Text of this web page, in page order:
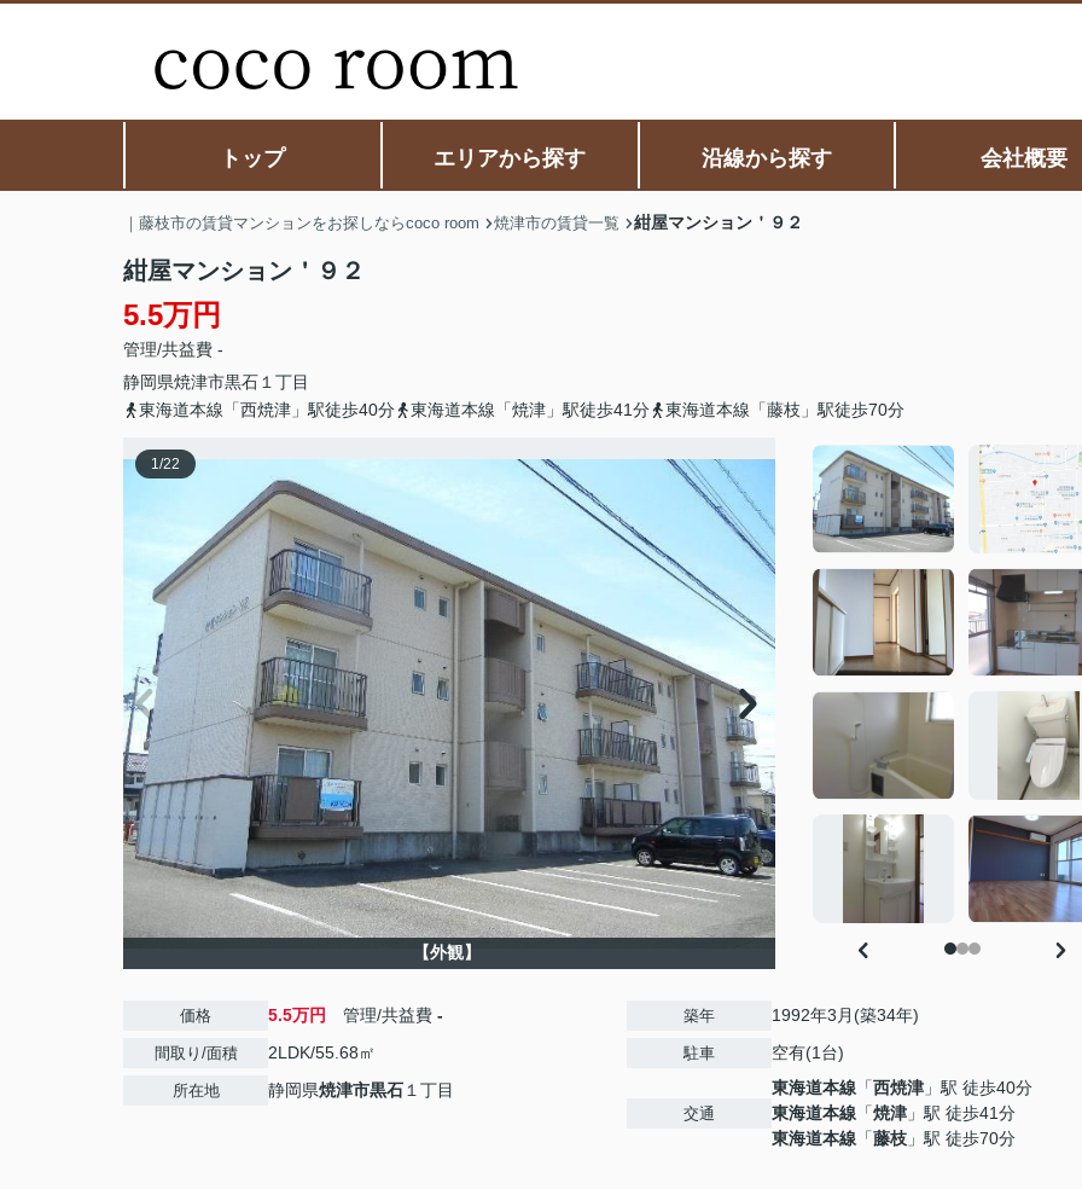
トップ エリアから探す 沿線から探す 会社概要
｜藤枝市の賃貸マンションをお探しならcoco room 焼津市の賃貸一覧 紺屋マンション＇９２
紺屋マンション＇９２
5.5万円
管理/共益費 -
静岡県焼津市黒石 １丁目
東海道本線「西焼津」駅徒歩40分
東海道本線「焼津」駅徒歩41分 東海道本線「藤枝」駅徒歩70分
1/22
【外観】
価格 5.5万円 管理/共益費 -
間取り/面積 2LDK/55.68㎡
所在地 静岡県焼津市黒石 １丁目
築年 1992年3月(築34年)
駐車 空有(1台)
交通
東海道本線 「西焼津 」駅 徒歩40分
東海道本線 「焼津 」駅 徒歩41分
東海道本線 「藤枝 」駅 徒歩70分